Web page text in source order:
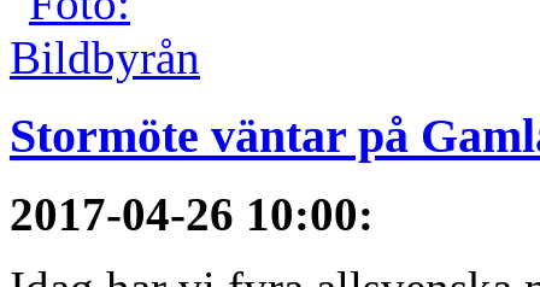
Stormöte väntar på
2017-04-26 10:00: